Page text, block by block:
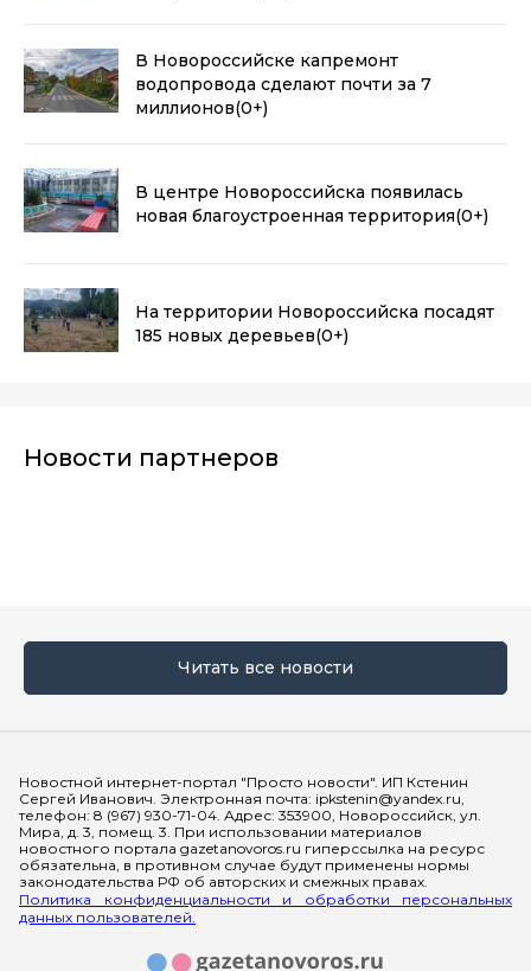
В Новороссийске капремонт
водопровода сделают почти за 7
миллионов(0+)
В центре Новороссийска появилась
новая благоустроенная территория(0+)
На территории Новороссийска посадят
185 новых деревьев(0+)
Новости партнеров
Читать все новости
Новостной интернет-портал "Просто новости". ИП Кстенин
Сергей Иванович. Электронная почта: ipkstenin@yandex.ru,
телефон: 8 (967) 930-71-04. Адрес: 353900, Новороссийск, ул.
Мира, д. 3, помещ. 3. При использовании материалов
новостного портала gazetanovoros.ru гиперссылка на ресурс
обязательна, в противном случае будут применены нормы
законодательства РФ об авторских и смежных правах.
Политика конфиденциальности и обработки персональных
данных пользователей.